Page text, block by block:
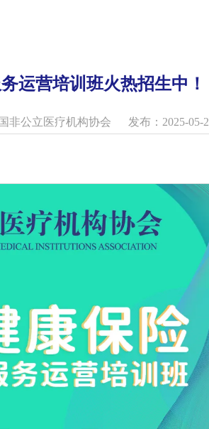
运营培训班火热招生中！
非公立医疗机构协会 发布：2025-05-